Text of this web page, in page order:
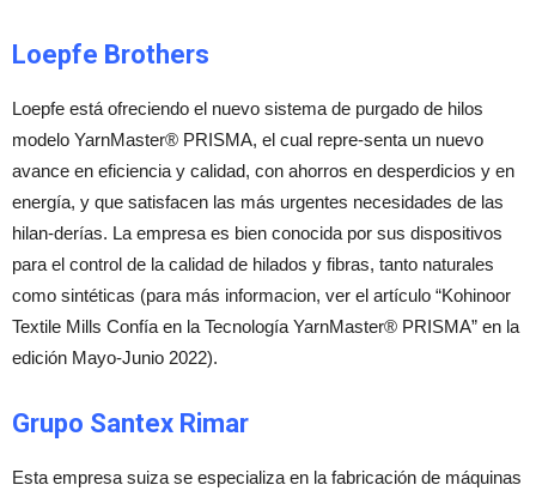
Loepfe Brothers
Loepfe está ofreciendo el nuevo sistema de purgado de hilos
modelo YarnMaster® PRISMA, el cual repre-senta un nuevo
avance en eficiencia y calidad, con ahorros en desperdicios y en
energía, y que satisfacen las más urgentes necesidades de las
hilan-derías. La empresa es bien conocida por sus dispositivos
para el control de la calidad de hilados y fibras, tanto naturales
como sintéticas (para más informacion, ver el artículo “Kohinoor
Textile Mills Confía en la Tecnología YarnMaster® PRISMA” en la
edición Mayo-Junio 2022).
Grupo Santex Rimar
Esta empresa suiza se especializa en la fabricación de máquinas